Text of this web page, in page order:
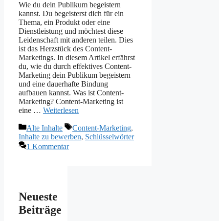
Wie du dein Publikum begeistern
kannst. Du begeisterst dich für ein
Thema, ein Produkt oder eine
Dienstleistung und möchtest diese
Leidenschaft mit anderen teilen. Dies
ist das Herzstück des Content-
Marketings. In diesem Artikel erfährst
du, wie du durch effektives Content-
Marketing dein Publikum begeistern
und eine dauerhafte Bindung
aufbauen kannst. Was ist Content-
Marketing? Content-Marketing ist
eine … Weiterlesen
Kategorien
Alte Inhalte Schlagwörter
Content-Marketing,
Inhalte zu bewerben, Schlüsselwörter
1 Kommentar
Neueste
Beiträge